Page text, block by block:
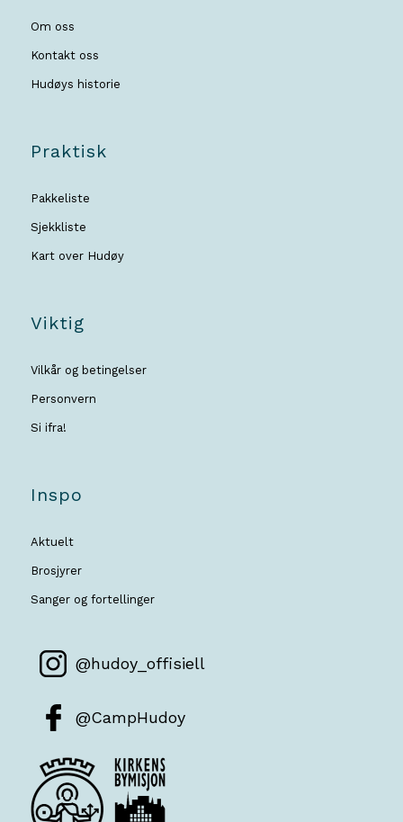
Om oss
Kontakt oss
Hudøys historie
Praktisk
Pakkeliste
Sjekkliste
Kart over Hudøy
Viktig
Vilkår og betingelser
Personvern
Si ifra!
Inspo
Aktuelt
Brosjyrer
Sanger og fortellinger
@hudoy_offisiell
@CampHudoy